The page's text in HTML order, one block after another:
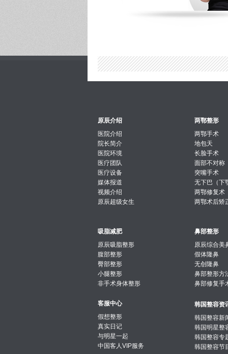
原辰介绍
医院介绍
院长简介
医院环境
医疗团队
医疗设备
媒体报道
视频介绍
原辰超级女生
两鄂整形
两鄂手术
地包天
长脸手术
面部不对称
突嘴手术
无下巴（下
两鄂修复术
两鄂术后矫
吸脂减肥
原辰吸脂整形
腹部整形
臀部整形
小腿整形
非手术身体整形
客服中心
假想整形
真实日记
与明星一起
中国客人VIP服务
鼻部整形
原辰综合美
假体隆鼻
无创隆鼻
鼻部整形方
鼻部修复手
韩国整容资
韩国整容新
韩国明星整
韩国整容专
韩国整容节